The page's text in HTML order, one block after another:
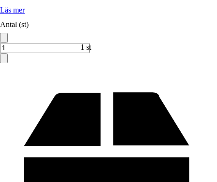
Läs mer
Antal (st)
1 st